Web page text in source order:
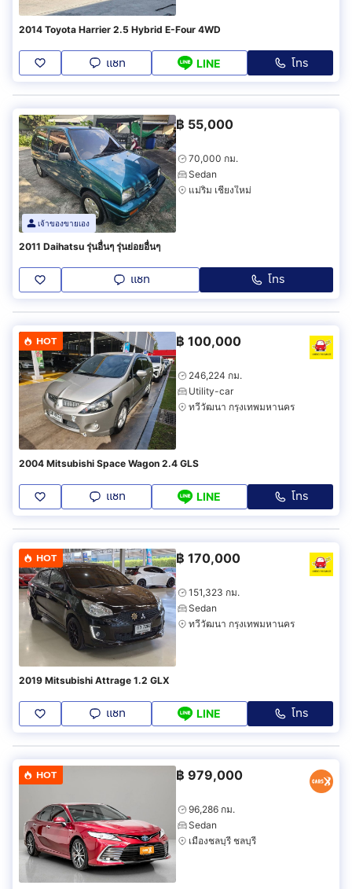
2014 Toyota Harrier 2.5 Hybrid E-Four 4WD
แชท LINE โทร
เจ้าของขายเอง
฿ 55,000
70,000 กม.
Sedan
แม่ริม เชียงใหม่
2011 Daihatsu รุ่นอื่นๆ รุ่นย่อยอื่นๆ
แชท โทร
HOT ฿ 100,000
246,224 กม.
Utility-car
ทวีวัฒนา กรุงเทพมหานคร
2004 Mitsubishi Space Wagon 2.4 GLS
แชท LINE โทร
HOT ฿ 170,000
151,323 กม.
Sedan
ทวีวัฒนา กรุงเทพมหานคร
2019 Mitsubishi Attrage 1.2 GLX
แชท LINE โทร
HOT ฿ 979,000
96,286 กม.
Sedan
เมืองชลบุรี ชลบุรี